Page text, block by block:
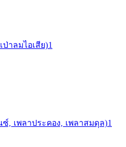
าลมไอเสีย)1
, เพลาประคอง, เพลาสมดุล)1